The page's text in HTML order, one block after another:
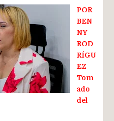
POR
BEN
NY
ROD
RÍGU
EZ
Tom
ado
del